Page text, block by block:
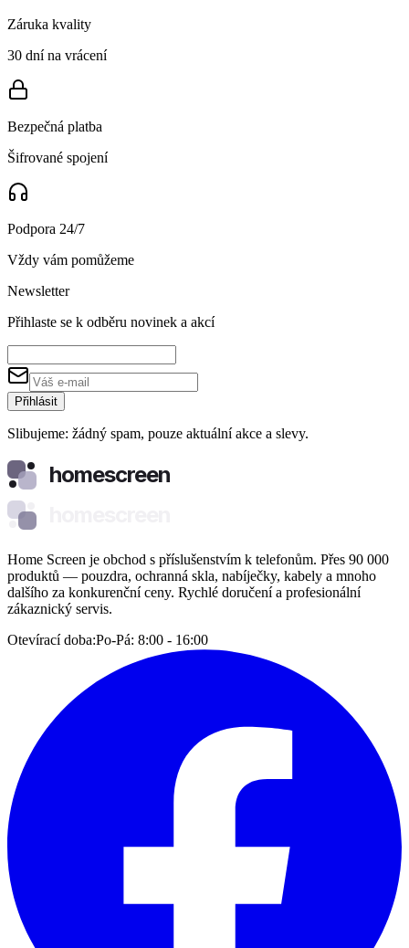
Záruka kvality
30 dní na vrácení
Bezpečná platba
Šifrované spojení
Podpora 24/7
Vždy vám pomůžeme
Newsletter
Přihlaste se k odběru novinek a akcí
Přihlásit
Slibujeme: žádný spam, pouze aktuální akce a slevy.
homescreen
Home Screen je obchod s příslušenstvím k telefonům. Přes 90 000
produktů — pouzdra, ochranná skla, nabíječky, kabely a mnoho
dalšího za konkurenční ceny. Rychlé doručení a profesionální
zákaznický servis.
Otevírací doba:Po-Pá: 8:00 - 16:00